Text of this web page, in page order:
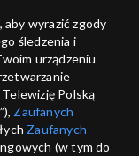
wyrazić zgody
śledzenia i
urządzeniu
Polską
Zaufanych
Zaufanych
(w tym do